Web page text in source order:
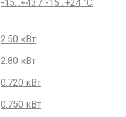
-15…+43 / -15…+24 °С
2.50 кВт
2.80 кВт
0.720 кВт
0.750 кВт